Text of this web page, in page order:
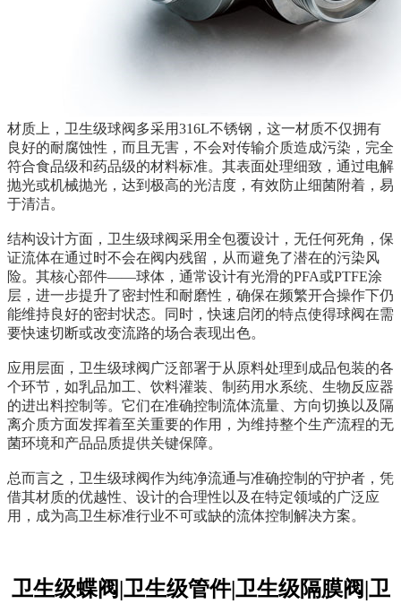
材质上，卫生级球阀多采用316L不锈钢，这一材质不仅拥有
良好的耐腐蚀性，而且无害，不会对传输介质造成污染，完全
符合食品级和药品级的材料标准。其表面处理细致，通过电解
抛光或机械抛光，达到极高的光洁度，有效防止细菌附着，易
于清洁。
结构设计方面，卫生级球阀采用全包覆设计，无任何死角，保
证流体在通过时不会在阀内残留，从而避免了潜在的污染风
险。其核心部件——球体，通常设计有光滑的PFA或PTFE涂
层，进一步提升了密封性和耐磨性，确保在频繁开合操作下仍
能维持良好的密封状态。同时，快速启闭的特点使得球阀在需
要快速切断或改变流路的场合表现出色。
应用层面，卫生级球阀广泛部署于从原料处理到成品包装的各
个环节，如乳品加工、饮料灌装、制药用水系统、生物反应器
的进出料控制等。它们在准确控制流体流量、方向切换以及隔
离介质方面发挥着至关重要的作用，为维持整个生产流程的无
菌环境和产品品质提供关键保障。
总而言之，卫生级球阀作为纯净流通与准确控制的守护者，凭
借其材质的优越性、设计的合理性以及在特定领域的广泛应
用，成为高卫生标准行业不可或缺的流体控制解决方案。
卫生级蝶阀|卫生级管件|卫生级隔膜阀|卫